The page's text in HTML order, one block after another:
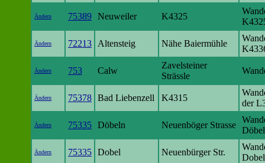
Ändern 75389 Neuweiler K4325
Ändern 72213 Altensteig Nähe Baiermühle
Ändern 753 Calw
Zavelsteiner
Strässle
Ändern 75378 Bad Liebenzell K4315
der
Ändern 75335 Döbeln Neuenböger Strasse
Ändern 75335 Dobel Neuenbürger Str.
Dobel